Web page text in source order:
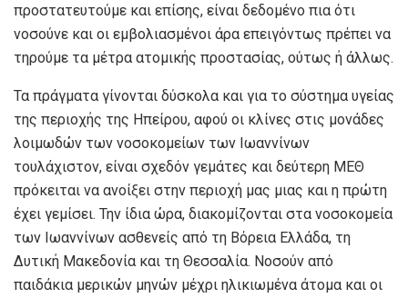
προστατευτούμε και επίσης, είναι δεδομένο πια ότι
νοσούνε και οι εμβολιασμένοι άρα επειγόντως πρέπει να
τηρούμε τα μέτρα ατομικής προστασίας, ούτως ή άλλως.
Τα πράγματα γίνονται δύσκολα και για το σύστημα υγείας
της περιοχής της Ηπείρου, αφού οι κλίνες στις μονάδες
λοιμωδών των νοσοκομείων των Ιωαννίνων
τουλάχιστον, είναι σχεδόν γεμάτες και δεύτερη ΜΕΘ
πρόκειται να ανοίξει στην περιοχή μας μιας και η πρώτη
έχει γεμίσει. Την ίδια ώρα, διακομίζονται στα νοσοκομεία
των Ιωαννίνων ασθενείς από τη Βόρεια Ελλάδα, τη
Δυτική Μακεδονία και τη Θεσσαλία. Νοσούν από
παιδάκια μερικών μηνών μέχρι ηλικιωμένα άτομα και οι